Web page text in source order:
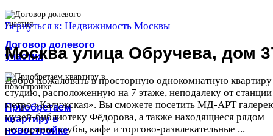
Договор долевого
участия
Приобретаем
квартиру в
новостройке
Вернуться к: Недвижимость Москвы
Москва улица Обручева, дом
Добро пожаловать в просторную однокомнатную квартиру
студию, расположенную на 7 этаже, неподалеку от станции
метро «Калужская». Вы сможете посетить МД-АРТ
музей-библиотеку Фёдорова, а также находящиеся рядом
рестораны, клубы, кафе и торгово-развлекательные ...